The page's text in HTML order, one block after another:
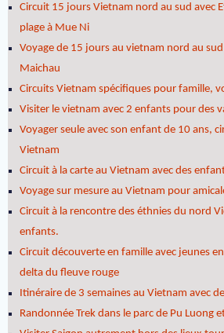
Circuit 15 jours Vietnam nord au sud avec
plage à Mue Ni
Voyage de 15 jours au vietnam nord au
Maichau
Circuits Vietnam spécifiques pour famille,
Visiter le vietnam avec 2 enfants pour des
Voyager seule avec son enfant de 10 ans,
Vietnam
Circuit à la carte au Vietnam avec des
Voyage sur mesure au Vietnam pour
Circuit à la rencontre des éthnies du nord
enfants.
Circuit découverte en famille avec jeunes
delta du fleuve rouge
Itinéraire de 3 semaines au Vietnam avec
Randonnée Trek dans le parc de Pu Luong